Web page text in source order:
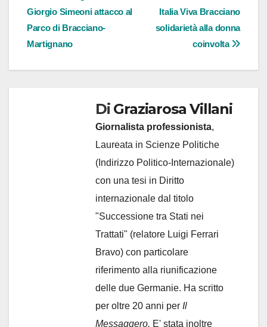
articoli
Italia Viva Bracciano
solidarietà alla donna
coinvolta
Giorgio Simeoni attacco al
Parco di Bracciano-
Martignano
Di Graziarosa Villani
Giornalista professionista,
Laureata in Scienze Politiche
(Indirizzo Politico-Internazionale)
con una tesi in Diritto
internazionale dal titolo
"Successione tra Stati nei
Trattati" (relatore Luigi Ferrari
Bravo) con particolare
riferimento alla riunificazione
delle due Germanie. Ha scritto
per oltre 20 anni per Il
Messaggero. E' stata inoltre